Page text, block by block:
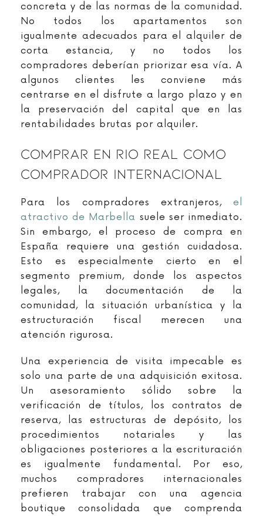
concreta y de las normas de la comunidad.
No todos los apartamentos son
igualmente adecuados para el alquiler de
corta estancia, y no todos los
compradores deberían priorizar esa vía. A
algunos clientes les conviene más
centrarse en el disfrute a largo plazo y en
la preservación del capital que en las
rentabilidades brutas por alquiler.
Comprar En Rio Real Como
Comprador Internacional
Para los compradores extranjeros, el
atractivo de Marbella suele ser inmediato.
Sin embargo, el proceso de compra en
España requiere una gestión cuidadosa.
Esto es especialmente cierto en el
segmento premium, donde los aspectos
legales, la documentación de la
comunidad, la situación urbanística y la
estructuración fiscal merecen una
atención rigurosa.
Una experiencia de visita impecable es
solo una parte de una adquisición exitosa.
Un asesoramiento sólido sobre la
verificación de títulos, los contratos de
reserva, las estructuras de depósito, los
procedimientos notariales y las
obligaciones posteriores a la escrituración
es igualmente fundamental. Por eso,
muchos compradores internacionales
prefieren trabajar con una agencia
boutique consolidada que comprenda